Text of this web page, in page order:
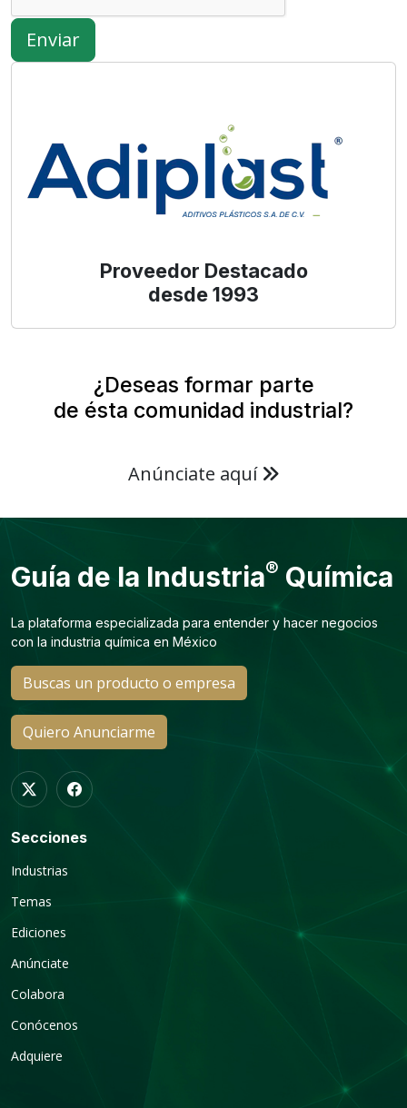
Enviar
Proveedor Destacado
desde 1993
¿Deseas formar parte
de ésta comunidad industrial?
Anúnciate aquí
Guía de la Industria® Química
La plataforma especializada para entender y hacer negocios
con la industria química en México
Buscas un producto o empresa
Quiero Anunciarme
Secciones
Industrias
Temas
Ediciones
Anúnciate
Colabora
Conócenos
Adquiere